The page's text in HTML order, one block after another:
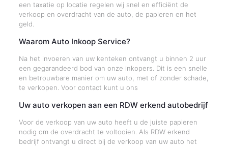
een taxatie op locatie regelen wij snel en efficiënt de
verkoop en overdracht van de auto, de papieren en het
geld.
Waarom Auto Inkoop Service?
Na het invoeren van uw kenteken ontvangt u binnen 2 uur
een gegarandeerd bod van onze inkopers. Dit is een snelle
en betrouwbare manier om uw auto, met of zonder schade,
te verkopen. Voor contact kunt u ons
Uw auto verkopen aan een RDW erkend autobedrijf
Voor de verkoop van uw auto heeft u de juiste papieren
nodig om de overdracht te voltooien. Als RDW erkend
bedrijf ontvangt u direct bij de verkoop van uw auto het